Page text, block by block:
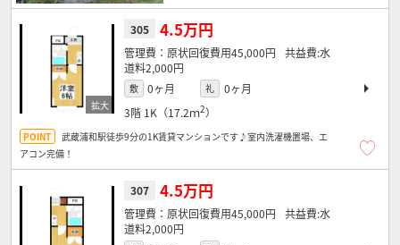
305 4.5万円
原状回復費用45,000円
水
道料2,000円
敷 0ヶ月 礼
0ヶ月
3階 1K（17.2ｍ2）
武蔵浦和駅徒歩9分の1K賃貸マンションです♪室内洗濯機置場、エ
アコン完備！
307 4.5万円
原状回復費用45,000円
水
道料2,000円